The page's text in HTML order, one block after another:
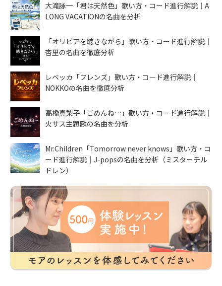
大滝詠一「君は天然色」歌い方・コード進行解説｜A
LONG VACATIONの名曲を分析
「オリビアを聴きながら」歌い方・コード進行解説｜
杏里の名曲を徹底分析
レベッカ「フレンズ」歌い方・コード進行解説｜
NOKKOの名曲を徹底分析
高橋真梨子「ごめんね…」歌い方・コード進行解説｜
火サス主題歌の名曲を分析
Mr.Children「Tomorrow never knows」歌い方・コ
ード進行解説｜J-popsの名曲を分析（ミスターチル
ドレン）